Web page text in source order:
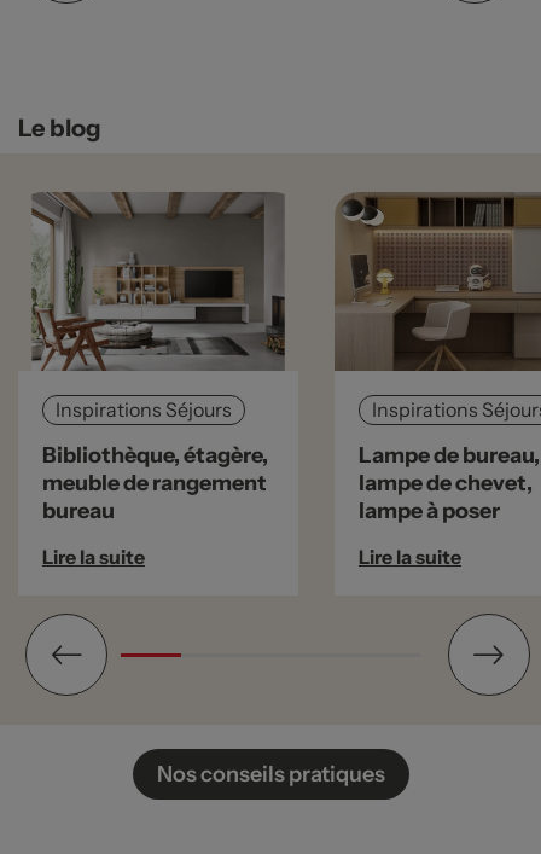
Le blog
Inspirations Séjours
Bibliothèque, étagère,
meuble de rangement
bureau
Lire la suite
Inspirations
Lampe de bureau,
lampe de chevet,
lampe à poser
Lire la suite
Nos conseils pratiques